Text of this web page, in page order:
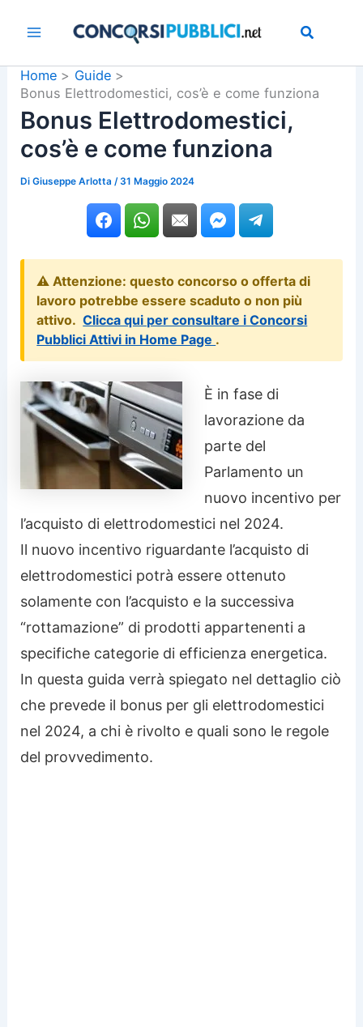
Home
Guide
Bonus Elettrodomestici, cos’è e come funziona
Bonus Elettrodomestici,
cos’è e come funziona
DiGiuseppe Arlotta /31 Maggio 2024
⚠️ Attenzione: questo concorso o offerta di
lavoro potrebbe essere scaduto o non più
attivo. Clicca qui per consultare i Concorsi
Pubblici Attivi in Home Page .
È in fase di
lavorazione da
parte del
Parlamento un
nuovo incentivo per
l’acquisto di elettrodomestici nel 2024.
Il nuovo incentivo riguardante l’acquisto di
elettrodomestici potrà essere ottenuto
solamente con l’acquisto e la successiva
“rottamazione” di prodotti appartenenti a
specifiche categorie di efficienza energetica.
In questa guida verrà spiegato nel dettaglio ciò
che prevede il bonus per gli elettrodomestici
nel 2024, a chi è rivolto e quali sono le regole
del provvedimento.